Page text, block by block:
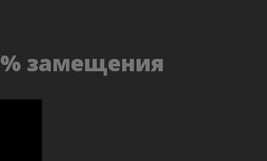
% замещения